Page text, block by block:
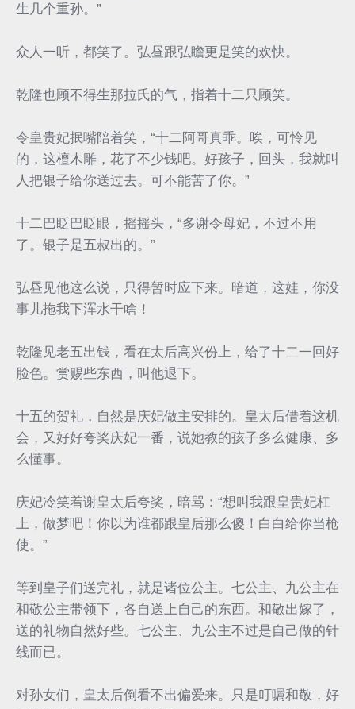
生几个重孙。”
众人一听，都笑了。弘昼跟弘瞻更是笑的欢快。
乾隆也顾不得生那拉氏的气，指着十二只顾笑。
令皇贵妃抿嘴陪着笑，“十二阿哥真乖。唉，可怜见
的，这檀木雕，花了不少钱吧。好孩子，回头，我就叫
人把银子给你送过去。可不能苦了你。”
十二巴眨巴眨眼，摇摇头，“多谢令母妃，不过不用
了。银子是五叔出的。”
弘昼见他这么说，只得暂时应下来。暗道，这娃，你没
事儿拖我下浑水干啥！
乾隆见老五出钱，看在太后高兴份上，给了十二一回好
脸色。赏赐些东西，叫他退下。
十五的贺礼，自然是庆妃做主安排的。皇太后借着这机
会，又好好夸奖庆妃一番，说她教的孩子多么健康、多
么懂事。
庆妃冷笑着谢皇太后夸奖，暗骂：“想叫我跟皇贵妃杠
上，做梦吧！你以为谁都跟皇后那么傻！白白给你当枪
使。”
等到皇子们送完礼，就是诸位公主。七公主、九公主在
和敬公主带领下，各自送上自己的东西。和敬出嫁了，
送的礼物自然好些。七公主、九公主不过是自己做的针
线而已。
对孙女们，皇太后倒看不出偏爱来。只是叮嘱和敬，好